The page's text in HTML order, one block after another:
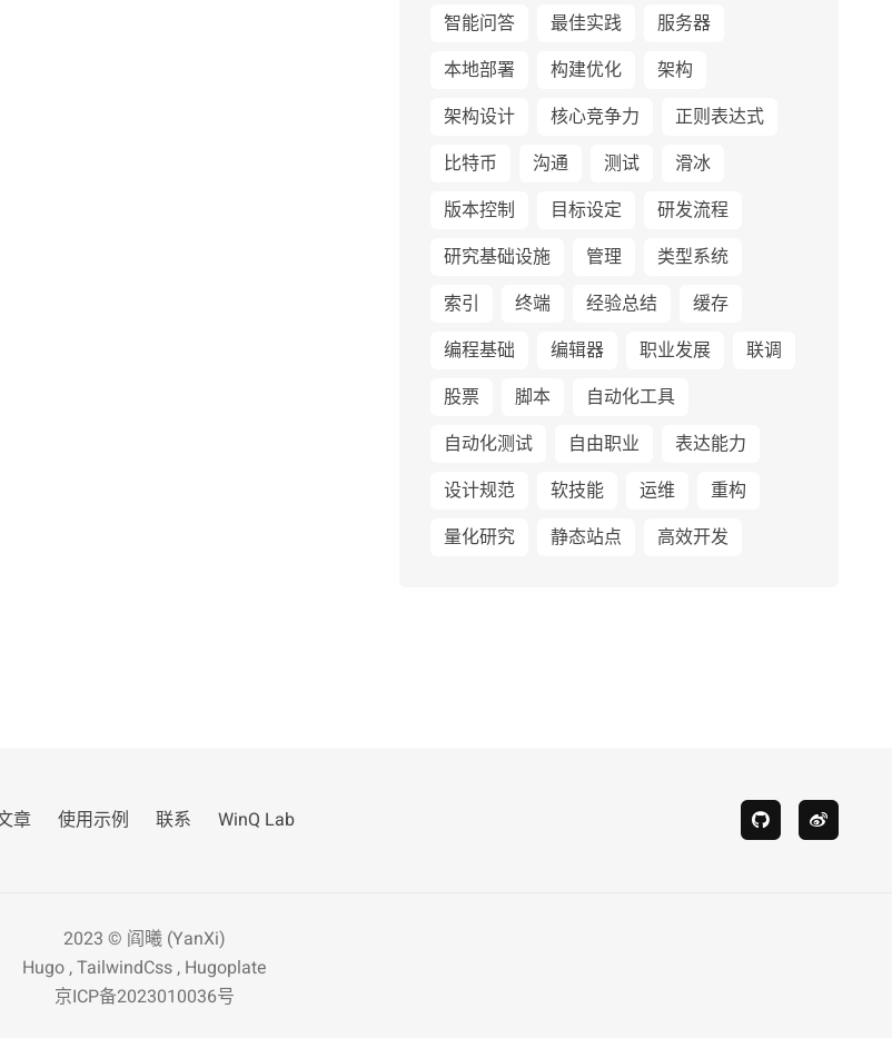
智能问答
最佳实践
服务器
本地部署
构建优化
架构
架构设计
核心竞争力
正则表达式
比特币
沟通 测试
滑冰
版本控制
目标设定
研发流程
研究基础设施
管理
类型系统
索引
终端 经验总结
缓存
编程基础
编辑器 职业发展
联调
股票
脚本
自动化工具
自动化测试
自由职业
表达能力
设计规范
软技能 运维
重构
量化研究
静态站点 高效开发
章 使用示例 联系 WinQ Lab
2023 © 阎曦 (YanXi)
Hugo,TailwindCss, Hugoplate
京ICP备2023010036号